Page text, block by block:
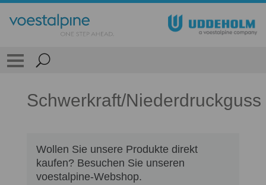
Schwerkraft/Niederdruckguss
Wollen Sie unsere Produkte direkt
kaufen? Besuchen Sie unseren
voestalpine-Webshop.